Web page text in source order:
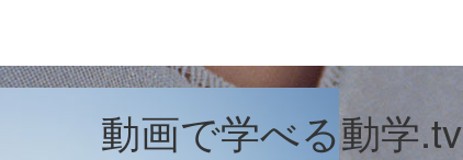
動画で学べる動学.tv